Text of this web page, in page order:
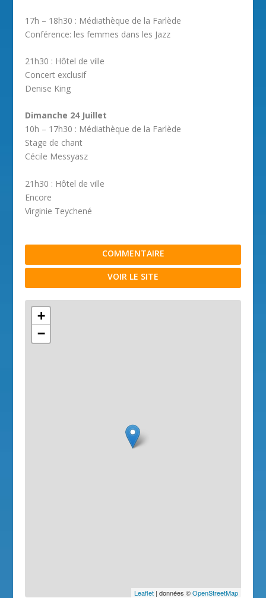
17h – 18h30 : Médiathèque de la Farlède
Conférence: les femmes dans les Jazz
21h30 : Hôtel de ville
Concert exclusif
Denise King
Dimanche 24 Juillet
10h – 17h30 : Médiathèque de la Farlède
Stage de chant
Cécile Messyasz
21h30 : Hôtel de ville
Encore
Virginie Teychené
COMMENTAIRE
VOIR LE SITE
+
−
Leaflet| données ©OpenStreetMap